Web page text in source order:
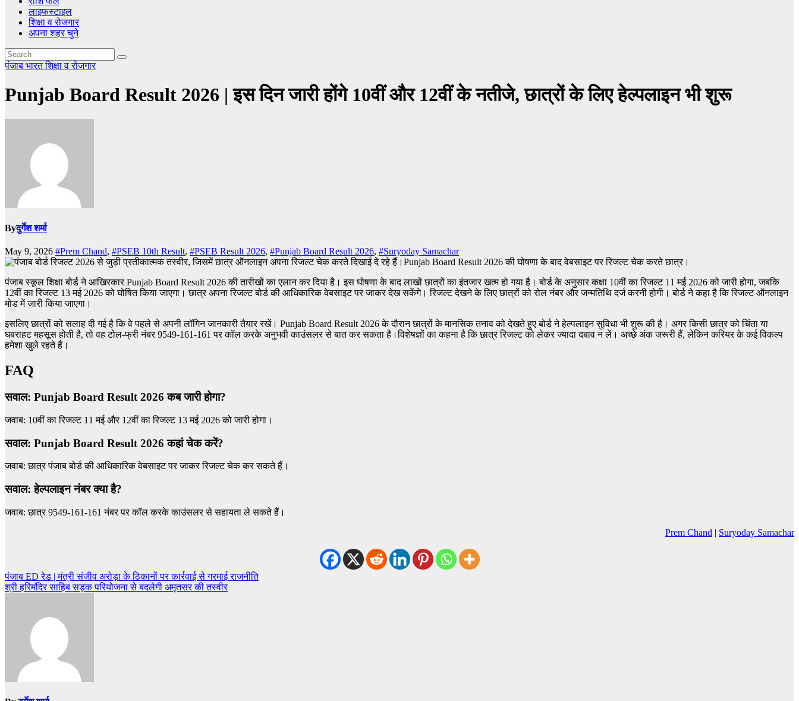
लाइफस्टाइल
शिक्षा व रोजगार
अपना शहर चुने
पंजाब भारतशिक्षा व रोजगार
Punjab Board Result 2026 | इस दिन जारी होंगे 10वीं और 12वीं के नतीजे, छात्रों के लिए हेल्पलाइन भी शुरू
Byदुर्गेश शर्मा
May 9, 2026 #Prem Chand, #PSEB 10th Result, #PSEB Result 2026, #Punjab Board Result 2026, #Suryoday Samachar
Punjab Board Result 2026 की घोषणा के बाद वेबसाइट पर रिजल्ट चेक करते छात्र।
पंजाब स्कूल शिक्षा बोर्ड ने आखिरकार Punjab Board Result 2026 की तारीखों का एलान कर दिया है। इस घोषणा के बाद लाखों छात्रों का इंतजार खत्म हो गया है। बोर्ड के अनुसार कक्षा 10वीं का रिजल्ट 11 मई 2026 को जारी होगा, जबकि
12वीं का रिजल्ट 13 मई 2026 को घोषित किया जाएगा। छात्र अपना रिजल्ट बोर्ड की आधिकारिक वेबसाइट पर जाकर देख सकेंगे। रिजल्ट देखने के लिए छात्रों को रोल नंबर और जन्मतिथि दर्ज करनी होगी। बोर्ड ने कहा है कि रिजल्ट ऑनलाइन
मोड में जारी किया जाएगा।
इसलिए छात्रों को सलाह दी गई है कि वे पहले से अपनी लॉगिन जानकारी तैयार रखें। Punjab Board Result 2026 के दौरान छात्रों के मानसिक तनाव को देखते हुए बोर्ड ने हेल्पलाइन सुविधा भी शुरू की है। अगर किसी छात्र को चिंता या
घबराहट महसूस होती है, तो वह टोल-फ्री नंबर 9549-161-161 पर कॉल करके अनुभवी काउंसलर से बात कर सकता है।विशेषज्ञों का कहना है कि छात्र रिजल्ट को लेकर ज्यादा दबाव न लें। अच्छे अंक जरूरी हैं, लेकिन करियर के कई विकल्प
हमेशा खुले रहते हैं।
FAQ
सवाल: Punjab Board Result 2026 कब जारी होगा?
जवाब: 10वीं का रिजल्ट 11 मई और 12वीं का रिजल्ट 13 मई 2026 को जारी होगा।
सवाल: Punjab Board Result 2026 कहां चेक करें?
जवाब: छात्र पंजाब बोर्ड की आधिकारिक वेबसाइट पर जाकर रिजल्ट चेक कर सकते हैं।
सवाल: हेल्पलाइन नंबर क्या है?
जवाब: छात्र 9549-161-161 नंबर पर कॉल करके काउंसलर से सहायता ले सकते हैं।
Prem Chand | Suryoday Samachar
Post
navigation
पंजाब ED रेड | मंत्री संजीव अरोड़ा के ठिकानों पर कार्रवाई से गरमाई राजनीति
श्री हरिमंदिर साहिब सड़क परियोजना से बदलेगी अमृतसर की तस्वीर